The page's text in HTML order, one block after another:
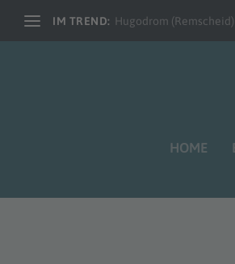
IM TREND: Hugodrom (Remscheid)
HOME